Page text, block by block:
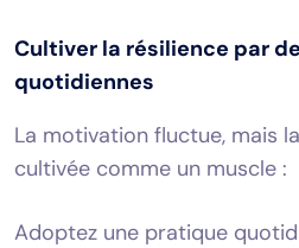
Cultiver la résilience par
quotidiennes
La motivation fluctue, mais
cultivée comme un muscle :
Adoptez une pratique